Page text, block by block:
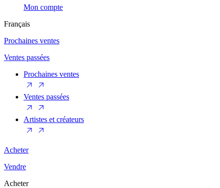
Mon compte
Français
Prochaines ventes
Ventes passées
Prochaines ventes
Ventes passées
Artistes et créateurs
Acheter
Vendre
Acheter